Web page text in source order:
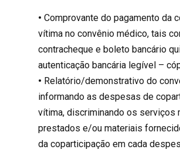
• Comprovante do pagamento da
vítima no convênio médico, tais
contracheque e boleto bancário
autenticação bancária legível –
• Relatório/demonstrativo do
informando as despesas de
vítima, discriminando os serviços
prestados e/ou materiais
da coparticipação em cada